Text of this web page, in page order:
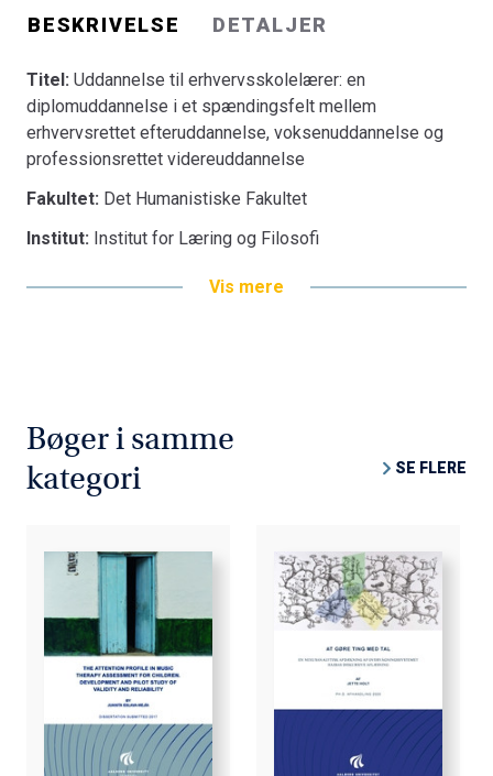
BESKRIVELSE DETALJER
Titel: Uddannelse til erhvervsskolelærer: en
diplomuddannelse i et spændingsfelt mellem
erhvervsrettet efteruddannelse, voksenuddannelse og
professionsrettet videreuddannelse
Fakultet: Det Humanistiske Fakultet
Institut: Institut for Læring og Filosofi
Vis mere
Bøger i samme
kategori
SE FLERE